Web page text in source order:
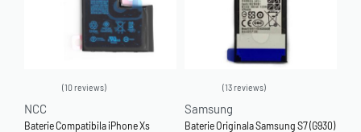
10 reviews
NCC
Baterie Compatibila iPhone Xs
13 reviews
Samsung
Baterie Originala Samsung S7 (G930)